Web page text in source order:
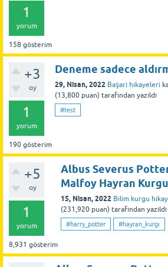
1
yorum
158 gösterim
+3
oy
1
yorum
190 gösterim
Deneme sadece
29, Nisan, 2022 Başarı hikayeleri
(13,800 puan) tarafından yazıldı
#test
+5
oy
1
yorum
8,931 gösterim
Albus Severus
Malfoy Hayran
15, Nisan, 2022 Bilim kurgu
(231,920 puan) tarafından yazıldı
#harry_potter #hayran_kurgı